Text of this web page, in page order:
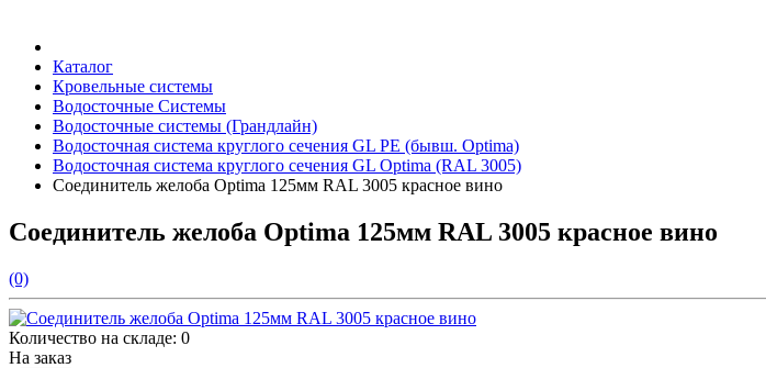
Каталог
Кровельные системы
Водосточные Системы
Водосточные системы (Грандлайн)
Водосточная система круглого сечения GL PE (бывш. Optima)
Водосточная система круглого сечения GL Optima (RAL 3005)
Соединитель желоба Optima 125мм RAL 3005 красное вино
Соединитель желоба Optima 125мм RAL 3005 красное вино
(0)
Количество на складе: 0
На заказ